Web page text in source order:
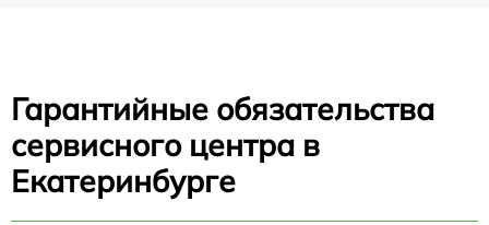
Гарантийные обязательства
сервисного центра в
Екатеринбурге